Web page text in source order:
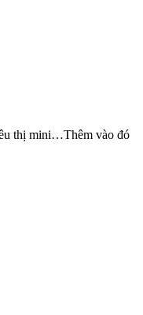
thị mini…Thêm vào đó